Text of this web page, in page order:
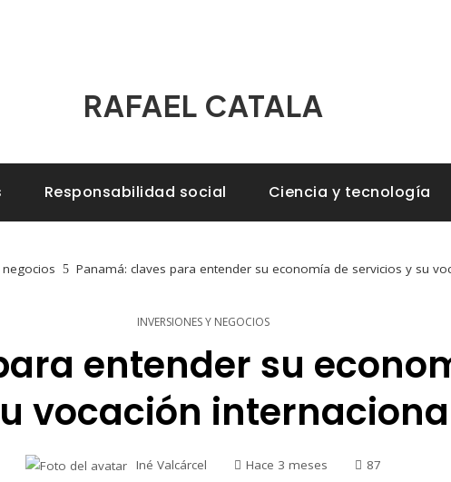
RAFAEL CATALA
Responsabilidad social Ciencia y tecnología
Panamá: claves para entender su economía de servicios y su
INVERSIONES Y NEGOCIOS
entender su
vocación
Iné Valcárcel Hace 3 meses 87